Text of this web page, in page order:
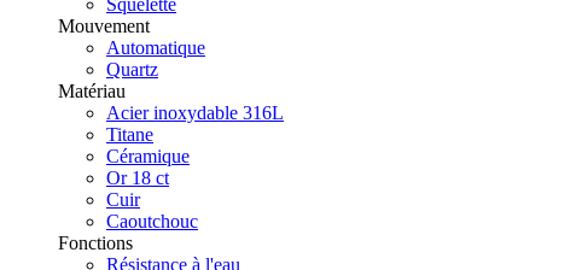
Mouvement
Automatique
Quartz
Matériau
Acier inoxydable 316L
Titane
Céramique
Or 18 ct
Cuir
Caoutchouc
Fonctions
Résistance à l'eau